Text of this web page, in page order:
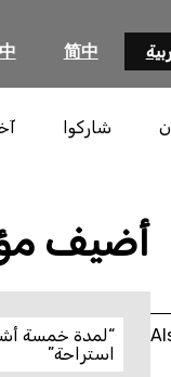
简中
شاركوا
أضيف
استراحة”